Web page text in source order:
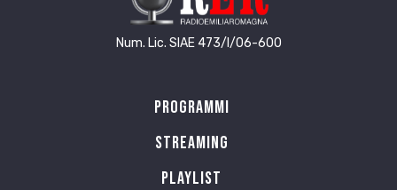
Num. Lic. SIAE 473/I/06-600
Programmi
Streaming
Playlist